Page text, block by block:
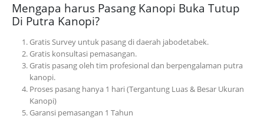
Mengapa harus Pasang Kanopi Buka Tutup
Di Putra Kanopi?
Gratis Survey untuk pasang di daerah jabodetabek.
Gratis konsultasi pemasangan.
Gratis pasang oleh tim profesional dan berpengalaman putra
kanopi.
Proses pasang hanya 1 hari (Tergantung Luas & Besar Ukuran
Kanopi)
Garansi pemasangan 1 Tahun